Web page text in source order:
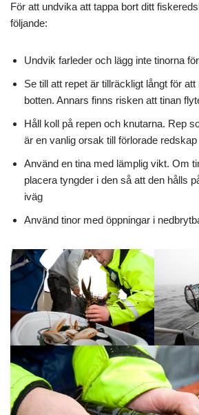
För att undvika att tappa bort ditt
följande:
Undvik farleder och lägg inte tinorna
Se till att repet är tillräckligt långt för
botten. Annars finns risken att tinan
Håll koll på repen och knutarna. Rep
är en vanlig orsak till förlorade redskap
Använd en tina med lämplig vikt. Om
placera tyngder i den så att den hålls
iväg
Använd tinor med öppningar i